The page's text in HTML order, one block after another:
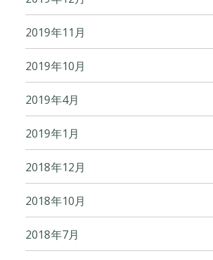
2019年11月
2019年10月
2019年4月
2019年1月
2018年12月
2018年10月
2018年7月